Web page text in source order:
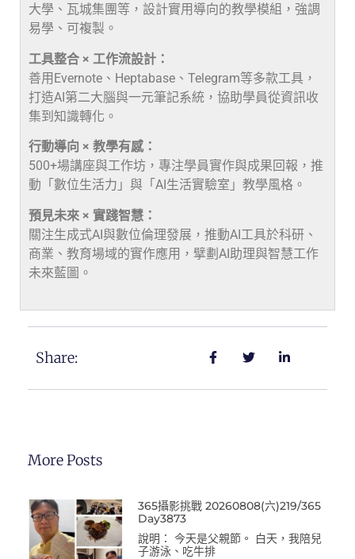
大學、瓦城集團等，設計實用導向的教學模組，強調
易學、可複製。
工具整合 × 工作流設計：
善用Evernote、Heptabase、Telegram等多款工具，
打造AI第二大腦與一元筆記系統，協助學員從資訊收
集到知識轉化。
行動導向 × 教學有感：
500+場講座與工作坊，專注學員實作與成果回報，推
動「數位生活力」與「AI生活實驗室」教學風格。
預見未來 × 實踐智慧：
關注生成式AI與數位倫理發展，推動AI工具於科研、
商業、教育場域的實作應用，擘劃AI助理與智慧工作
未來藍圖。
Share:
More Posts
365攝影挑戰 20260808(六)219/365
Day3873
說明： 今天是父親節。 白天，我陪兒
子游泳、吃牛排